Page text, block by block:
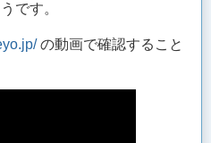
です。
の動画で確認すること